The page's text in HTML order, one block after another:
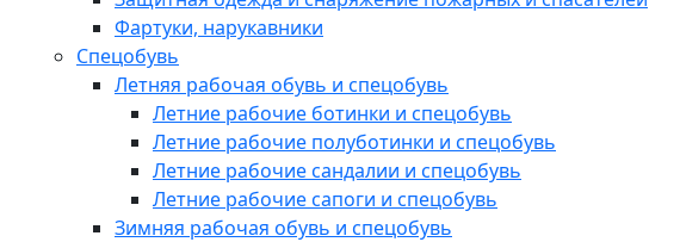
Фартуки, нарукавники
Спецобувь
Летняя рабочая обувь и спецобувь
Летние рабочие ботинки и спецобувь
Летние рабочие полуботинки и спецобувь
Летние рабочие сандалии и спецобувь
Летние рабочие сапоги и спецобувь
Зимняя рабочая обувь и спецобувь